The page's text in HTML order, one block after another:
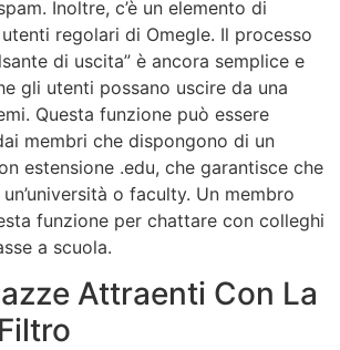
Inoltre, c’è un elemento di
regolari di Omegle. Il processo
di uscita” è ancora semplice e
gli utenti possano uscire da una
Questa funzione può essere
membri che dispongono di un
estensione .edu, che garantisce che
o faculty. Un membro
funzione per chattare con colleghi
a scuola.
Attraenti Con La